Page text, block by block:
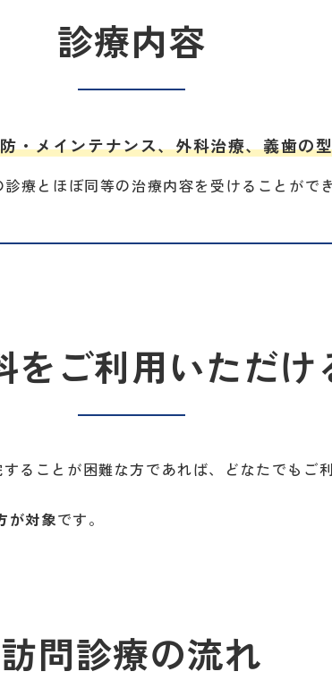
診療内容
・メインテナンス、外科治療、義歯の
療とほぼ同等の治療内容を受けることができ
をご利用いただけ
ることが困難な方であれば、どなたでもご
が対象です。
訪問診療の流れ